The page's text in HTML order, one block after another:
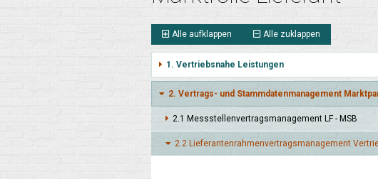
Alle aufklappen Alle zuklappen
1. Vertriebsnahe Leistungen
2. Vertrags- und Stammdatenmanagement
2.1 Mess­stellen­vertrags­manage­ment LF - MSB
2.2 Lieferanten­rahmen­vertrags­manage­ment